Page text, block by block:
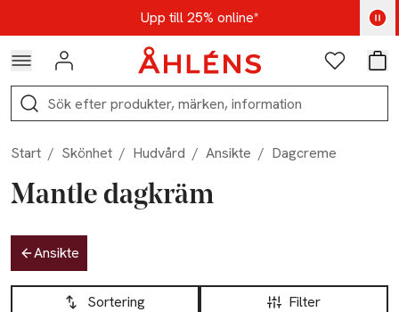
Hoppa till navigationsmenynUpp till 25% online*
Kod: AUG25 - Shoppa nu
Logga in Favoriter
Sök
Start / Skönhet / Hudvård / Ansikte / Dagcreme
Mantle dagkräm
Hoppa till produktsidan
Ansikte
Hoppa till produktsidan
Filter
Sortering
Lista över produkter